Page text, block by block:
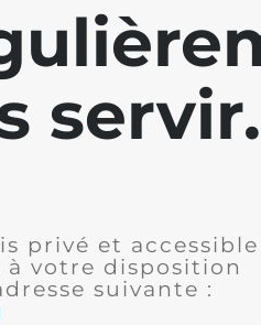
servir.
privé et accessible
à votre disposition
suivante :